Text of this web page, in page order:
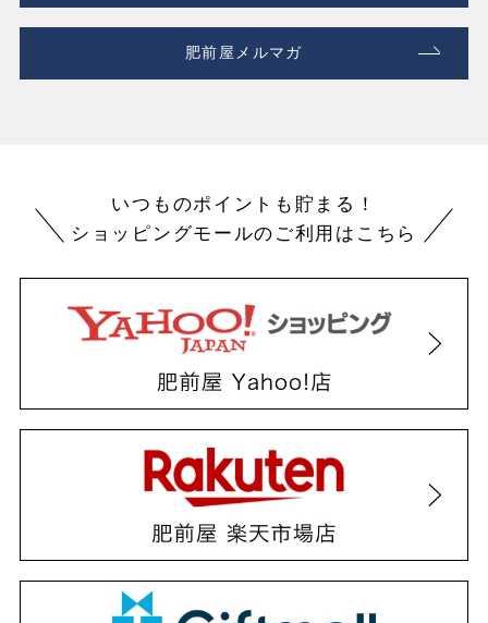
肥前屋メルマガ
いつものポイントも貯まる！
ショッピングモールのご利用はこちら